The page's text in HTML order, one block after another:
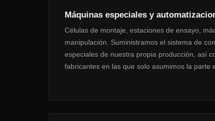
Máquinas especiales y
Células de montaje, estaciones de ensayo,
manipulación. Suministramos el sistema de
especiales de nuestra propia producción, así
fabricantes en las que solo asumimos la parte